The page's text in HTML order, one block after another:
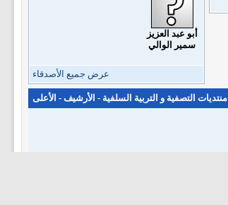
أبو عبد العزيز
سمير الوالي
عرض جميع الأصدقاء
منتديات التصفية و التربية السلفية - الأرشيف - الأعلى